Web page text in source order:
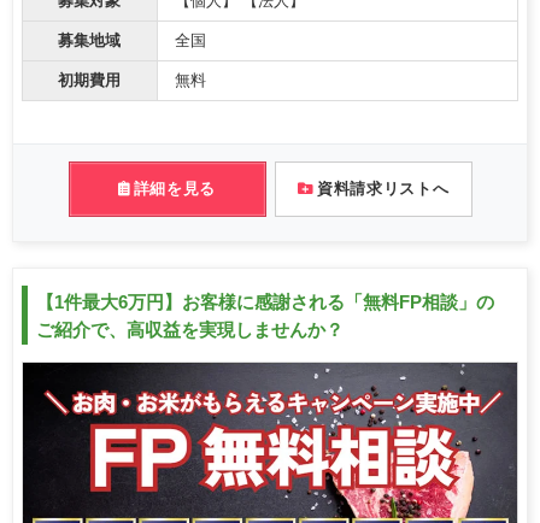
募集地域 全国
初期費用 無料
詳細を見る 資料請求リストへ
【1件最大6万円】お客様に感謝される「無料FP相談」の
ご紹介で、高収益を実現しませんか？